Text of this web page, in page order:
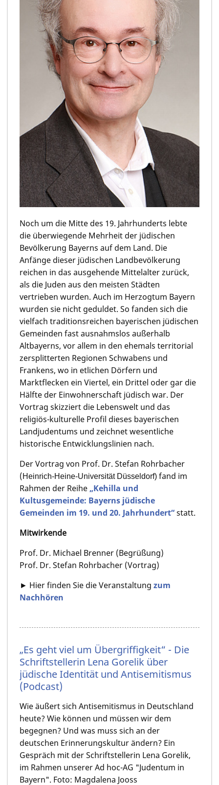
Noch um die Mitte des 19. Jahrhunderts lebte
die überwiegende Mehrheit der jüdischen
Bevölkerung Bayerns auf dem Land. Die
Anfänge dieser jüdischen Landbevölkerung
reichen in das ausgehende Mittelalter zurück,
als die Juden aus den meisten Städten
vertrieben wurden. Auch im Herzogtum Bayern
wurden sie nicht geduldet. So fanden sich die
vielfach traditionsreichen bayerischen jüdischen
Gemeinden fast ausnahmslos außerhalb
Altbayerns, vor allem in den ehemals territorial
zersplitterten Regionen Schwabens und
Frankens, wo in etlichen Dörfern und
Marktflecken ein Viertel, ein Drittel oder gar die
Hälfte der Einwohnerschaft jüdisch war. Der
Vortrag skizziert die Lebenswelt und das
religiös-kulturelle Profil dieses bayerischen
Landjudentums und zeichnet wesentliche
historische Entwicklungslinien nach.
Der Vortrag von Prof. Dr. Stefan Rohrbacher
(Heinrich-Heine-Universität Düsseldorf) fand im
Rahmen der Reihe „Kehilla und
Kultusgemeinde: Bayerns jüdische
Gemeinden im 19. und 20. Jahrhundert“statt.
Mitwirkende
Prof. Dr. Michael Brenner (Begrüßung)
Prof. Dr. Stefan Rohrbacher (Vortrag)
► Hier finden Sie die Veranstaltung zum
Nachhören
„Es geht viel um Übergriffigkeit“ - Die
Schriftstellerin Lena Gorelik über
jüdische Identität und Antisemitismus
(Podcast)
Wie äußert sich Antisemitismus in Deutschland
heute? Wie können und müssen wir dem
begegnen? Und was muss sich an der
deutschen Erinnerungskultur ändern? Ein
Gespräch mit der Schriftstellerin Lena Gorelik,
im Rahmen unserer Ad hoc-AG "Judentum in
Bayern". Foto: Magdalena Jooss